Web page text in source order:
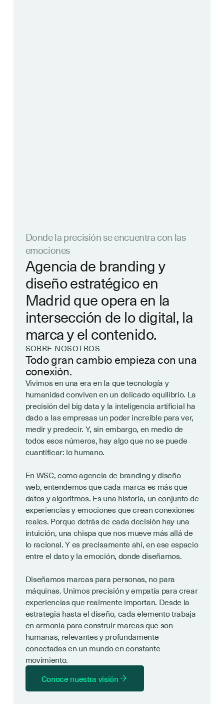
Donde la precisión se encuentra con las
emociones
Agencia de branding y
diseño estratégico en
Madrid que opera en la
intersección de lo digital, la
marca y el contenido.
SOBRE NOSOTROS
Todo gran cambio empieza con una
conexión.
Vivimos en una era en la que tecnología y
humanidad conviven en un delicado equilibrio. La
precisión del big data y la inteligencia artificial ha
dado a las empresas un poder increíble para ver,
medir y predecir. Y, sin embargo, en medio de
todos esos números, hay algo que no se puede
cuantificar: lo humano.
En WSC, como agencia de branding y diseño
web, entendemos que cada marca es más que
datos y algoritmos. Es una historia, un conjunto de
experiencias y emociones que crean conexiones
reales. Porque detrás de cada decisión hay una
intuición, una chispa que nos mueve más allá de
lo racional. Y es precisamente ahí, en ese espacio
entre el dato y la emoción, donde diseñamos.
Diseñamos marcas para personas, no para
máquinas. Unimos precisión y empatía para crear
experiencias que realmente importan. Desde la
estrategia hasta el diseño, cada elemento trabaja
en armonía para construir marcas que son
humanas, relevantes y profundamente
conectadas en un mundo en constante
movimiento.
Conoce nuestra visión